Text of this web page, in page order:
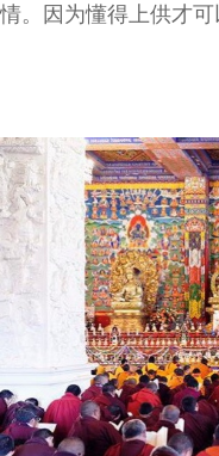
情。因为懂得上供才